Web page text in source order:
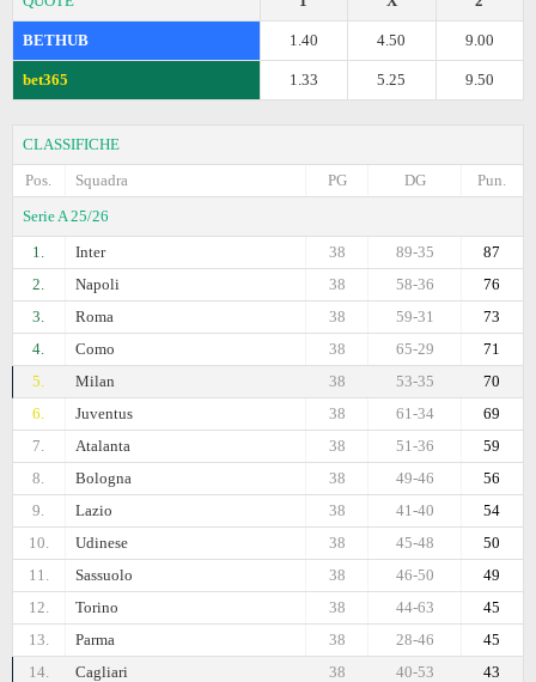
BETHUB 9.00
4.50
1.40
bet365 9.50
5.25
1.33
CLASSIFICHE
Pos.
Squadra Pun.
DG
PG
Serie A 25/26
1.
Inter 87
89-35
38
2.
Napoli 76
58-36
38
3.
Roma 73
59-31
38
4.
Como 71
65-29
38
5.
Milan 70
53-35
38
6.
Juventus 69
61-34
38
7.
Atalanta 59
51-36
38
8.
Bologna 56
49-46
38
9.
Lazio 54
41-40
38
10.
Udinese 50
45-48
38
11.
Sassuolo 49
46-50
38
12.
Torino 45
44-63
38
13.
Parma 45
28-46
38
14.
Cagliari 43
40-53
38